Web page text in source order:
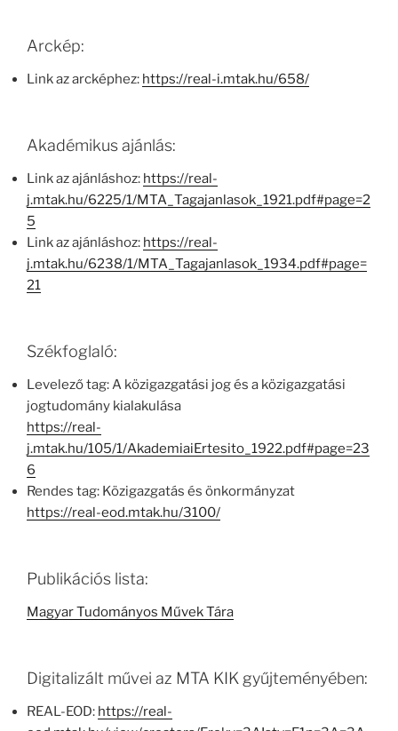
Arckép:
Link az arcképhez: https://real-i.mtak.hu/658/
Akadémikus ajánlás:
Link az ajánláshoz: https://real-
j.mtak.hu/6225/1/MTA_Tagajanlasok_1921.pdf#page=2
5
Link az ajánláshoz: https://real-
j.mtak.hu/6238/1/MTA_Tagajanlasok_1934.pdf#page=
21
Székfoglaló:
Levelező tag: A közigazgatási jog és a közigazgatási
jogtudomány kialakulása
https://real-
j.mtak.hu/105/1/AkademiaiErtesito_1922.pdf#page=23
6
Rendes tag: Közigazgatás és önkormányzat
https://real-eod.mtak.hu/3100/
Publikációs lista:
Magyar Tudományos Művek Tára
Digitalizált művei az MTA KIK gyűjteményében:
REAL-EOD: https://real-